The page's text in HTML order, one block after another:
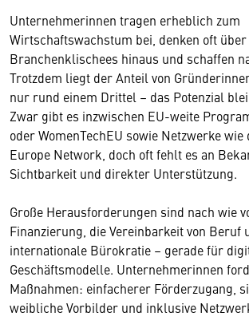
Unternehmerinnen tragen erheblich zum
Wirtschaftswachstum bei, denken oft über
Branchenklischees hinaus und schaffen
Trotzdem liegt der Anteil von
nur rund einem Drittel – das Potenzial
Zwar gibt es inzwischen EU-weite
oder WomenTechEU sowie Netzwerke
Europe Network, doch oft fehlt es an
Sichtbarkeit und direkter Unterstützung.
Große Herausforderungen sind nach wie
Finanzierung, die Vereinbarkeit von Beruf
internationale Bürokratie – gerade für
Geschäftsmodelle. Unternehmerinnen
Maßnahmen: einfacherer Förderzugang,
weibliche Vorbilder und inklusive